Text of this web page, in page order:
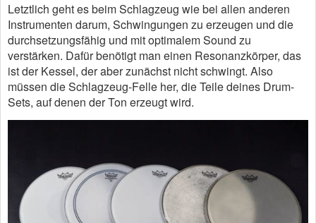
Letztlich geht es beim Schlagzeug wie bei allen anderen
Instrumenten darum, Schwingungen zu erzeugen und die
durchsetzungsfähig und mit optimalem Sound zu
verstärken. Dafür benötigt man einen Resonanzkörper, das
ist der Kessel, der aber zunächst nicht schwingt. Also
müssen die Schlagzeug-Felle her, die Teile deines Drum-
Sets, auf denen der Ton erzeugt wird.